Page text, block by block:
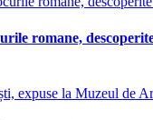
romane,